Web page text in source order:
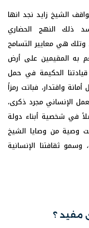
الشيخ زايد نجد انها
ذلك النهج الحضاري
وتلك هي معايير التسامح
به المقيمين على أرض
الحكيمة في حمل
واقتدار، فباتت رمزاً
الإنساني مجرد ذكرى،
في شخصية أبناء دولة
وصية من وصايا الشيخ
وسمو ثقافتنا الإنسانية
مفيد ؟